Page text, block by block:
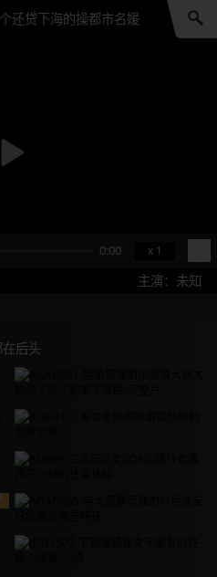
还贷下海的操都市名媛
0:00 x 1
主演：未知
后头